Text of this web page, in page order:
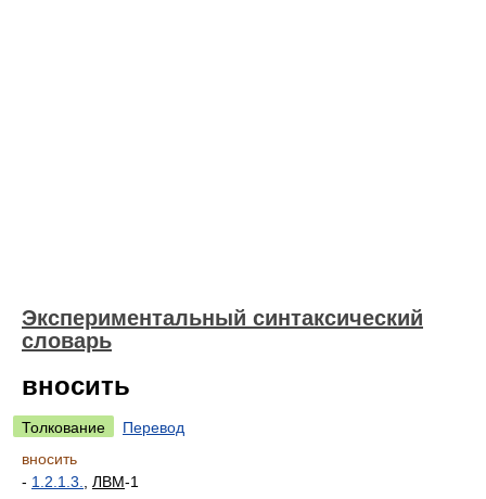
Экспериментальный синтаксический
словарь
вносить
Толкование
Перевод
вносить
- 1.2.1.3. ЛВМ-1